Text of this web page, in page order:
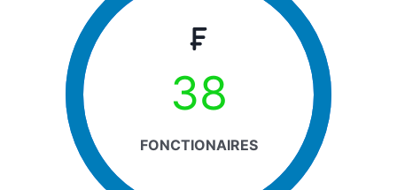
38
FONCTIONAIRES